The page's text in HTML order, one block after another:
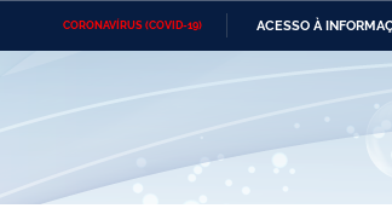
CORONAVÍRUS (COVID-19) ACESSO À
Ministério das Relações
do Desenvolvimento